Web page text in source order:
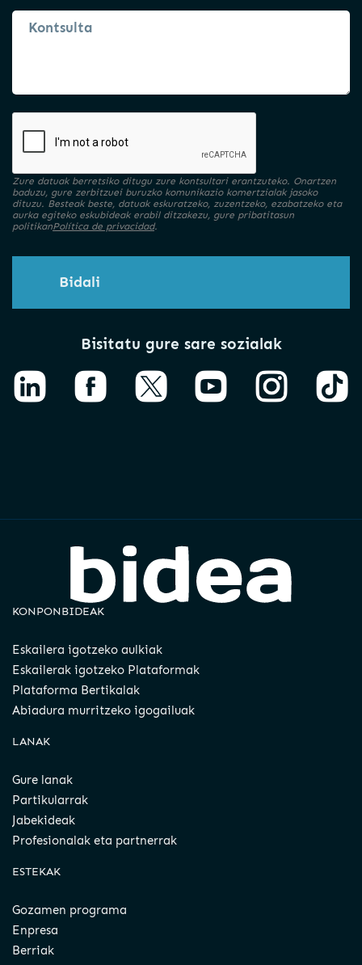
Zure datuak berretsiko ditugu zure kontsultari erantzuteko. Onartzen
baduzu, gure zerbitzuei buruzko komunikazio komertzialak jasoko
dituzu. Besteak beste, datuak eskuratzeko, zuzentzeko, ezabatzeko eta
aurka egiteko eskubideak erabil ditzakezu, gure pribatitasun
politikanPolítica de privacidad.
Bidali
Bisitatu gure sare sozialak
KONPONBIDEAK
Eskailera igotzeko aulkiak
Eskailerak igotzeko Plataformak
Plataforma Bertikalak
Abiadura murritzeko igogailuak
LANAK
Gure lanak
Partikularrak
Jabekideak
Profesionalak eta partnerrak
ESTEKAK
Gozamen programa
Enpresa
Berriak